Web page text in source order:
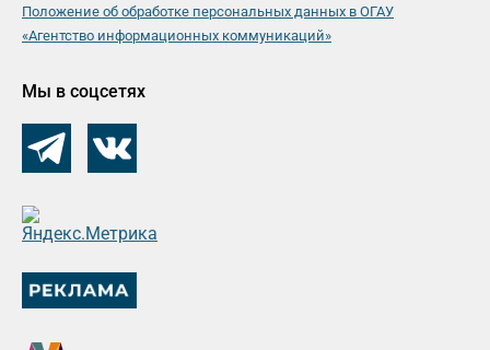
Положение об обработке персональных данных в ОГАУ
«Агентство информационных коммуникаций»
Мы в соцсетях